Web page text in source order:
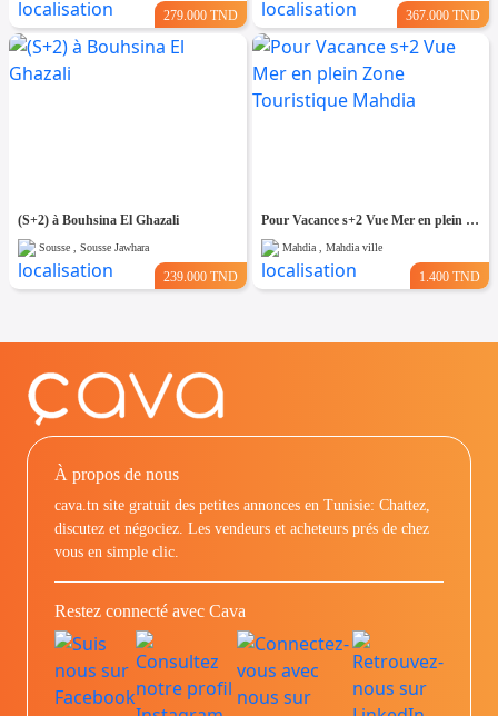
279.000 TND 367.000 TND
(S+2) à Bouhsina El Ghazali
Sousse , Sousse Jawhara
239.000 TND
Pour Vacance s+2 Vue Mer en plein Zone Touristique Mahdia
Mahdia , Mahdia ville
1.400 TND
À propos de nous
cava.tn site gratuit des petites annonces en Tunisie: Chattez,
discutez et négociez. Les vendeurs et acheteurs prés de chez
vous en simple clic.
Restez connecté avec Cava